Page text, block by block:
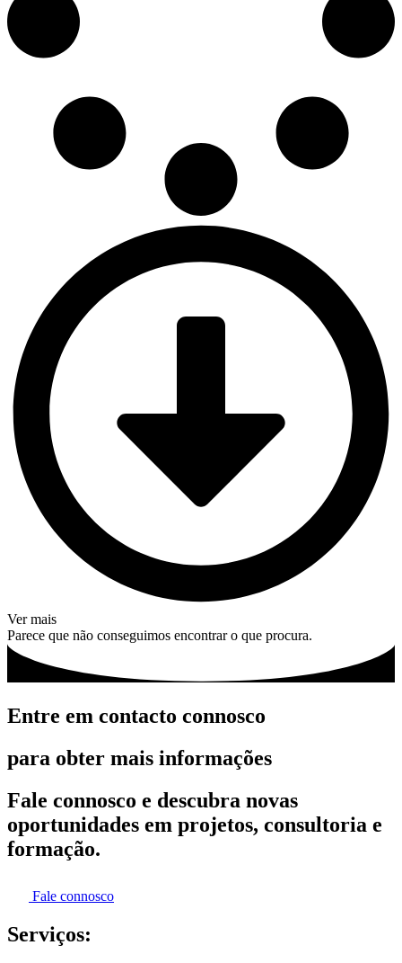
Ver mais
Parece que não conseguimos encontrar o que procura.
Entre em contacto connosco
para obter mais informações
Fale connosco e descubra novas
oportunidades em projetos, consultoria e
formação.
Fale connosco
Serviços: